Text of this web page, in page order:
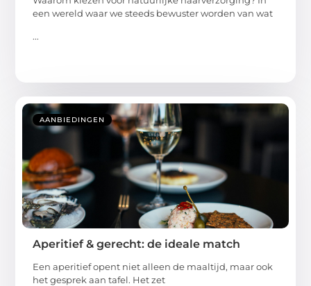
een wereld waar we steeds bewuster worden van wat
...
AANBIEDINGEN
Aperitief & gerecht: de ideale match
Een aperitief opent niet alleen de maaltijd, maar ook
het gesprek aan tafel. Het zet